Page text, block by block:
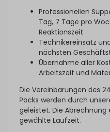
Professionellen
Tag, 7 Tage pro
Reaktionszeit
Technikereinsatz
nächsten
Übernahme aller
Arbeitszeit und
Die Vereinbarungen des
Packs werden durch
geleistet. Die
gewählte Laufzeit.